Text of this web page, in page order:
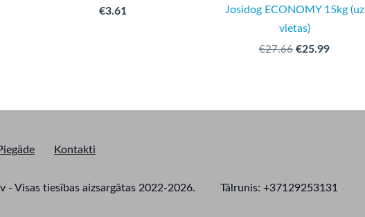
€3.61
Josidog ECONOMY 15kg (uz
vietas)
€27.66 €25.99
Kontakti
- Visas tiesības aizsargātas 2022-2026. Tālrunis: +37129253131